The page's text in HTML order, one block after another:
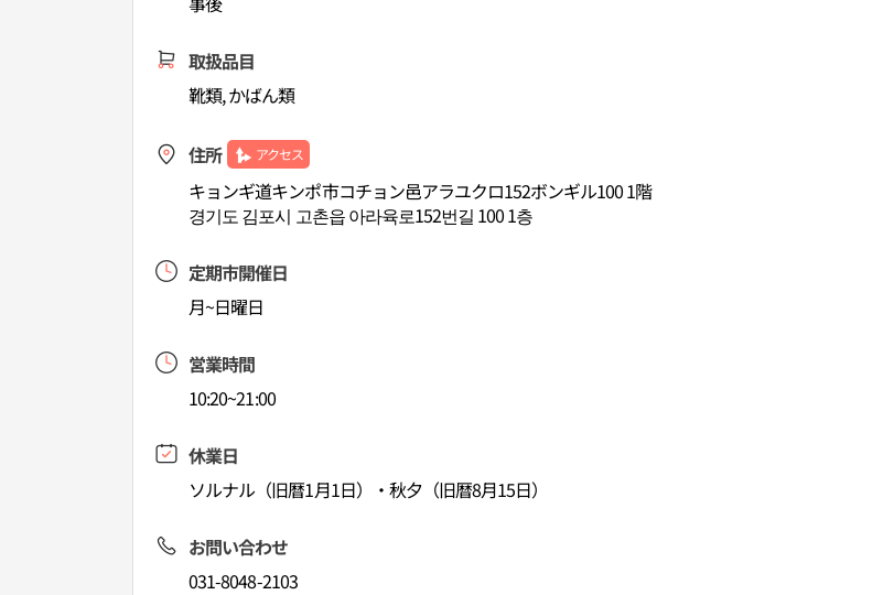
取扱品目
靴類, かばん類
住所 アクセス
キョンギ道キンポ市コチョン邑アラユクロ152ボンギル100 1階
경기도 김포시 고촌읍 아라육로152번길 100 1층
定期市開催日
月~日曜日
営業時間
10:20~21:00
休業日
ソルナル（旧暦1月1日）・秋夕（旧暦8月15日）
お問い合わせ
031-8048-2103